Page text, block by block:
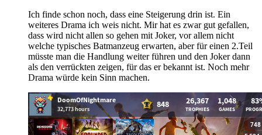
Ich finde schon noch, dass eine Steigerung drin ist. Ein
weiteres Drama ich weis nicht. Mir hat es zwar gut gefallen,
dass wird nicht allen so gehen mit Joker, vor allem nicht
welche typisches Batmanzeug erwarten, aber für einen 2.Teil
müsste man die Handlung weiter führen und den Joker dann
als den verrückten zeigen, für das er bekannt ist. Noch mehr
Drama würde kein Sinn machen.